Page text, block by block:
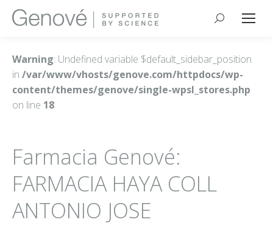
Buscar:
Warning: Undefined variable $default_sidebar_position
in /var/www/vhosts/genove.com/httpdocs/wp-
content/themes/genove/single-wpsl_stores.php
on line 18
Farmacia Genové:
FARMACIA HAYA COLL
ANTONIO JOSE